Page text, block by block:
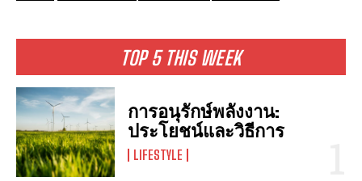
TOP 5 THIS WEEK
การอนุรักษ์พลังงาน:
ประโยชน์และวิธีการ
LIFESTYLE